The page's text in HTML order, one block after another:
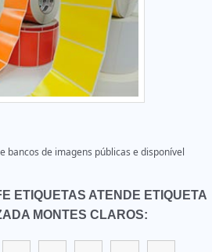
bancos de imagens públicas e disponível
ETIQUETAS ATENDE ETIQUETA
MONTES CLAROS: